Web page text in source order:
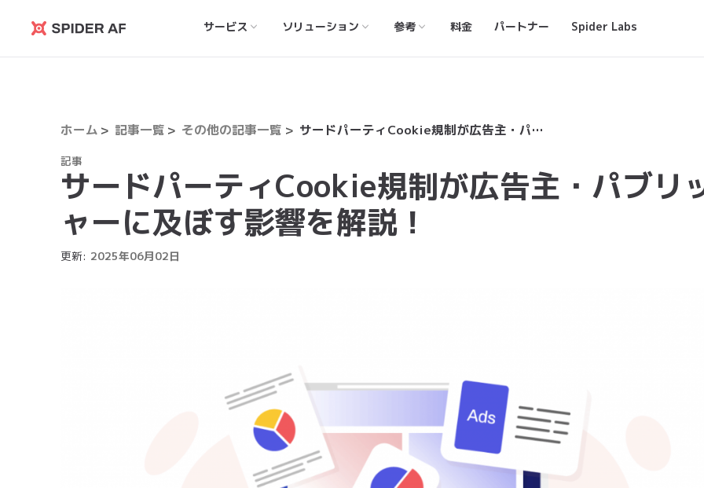
Spider
サービス ソリューション 参考 料金 パートナー Spider Labs
ホーム 記事一覧 その他の記事一覧 サードパーティCookie規制が広告主・パブリッシャーに及ぼす影響を解説！
記事
サードパーティCookie規制が広告主・パブリ
ャーに及ぼす影響を解説！
更新: 2025年06月02日